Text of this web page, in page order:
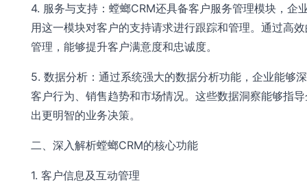
4. 服务与支持：螳螂CRM还具备客户服务管理模块，企
用这一模块对客户的支持请求进行跟踪和管理。通过高
管理，能够提升客户满意度和忠诚度。
5. 数据分析：通过系统强大的数据分析功能，企业能够
客户行为、销售趋势和市场情况。这些数据洞察能够指
出更明智的业务决策。
二、深入解析螳螂CRM的核心功能
1. 客户信息及互动管理